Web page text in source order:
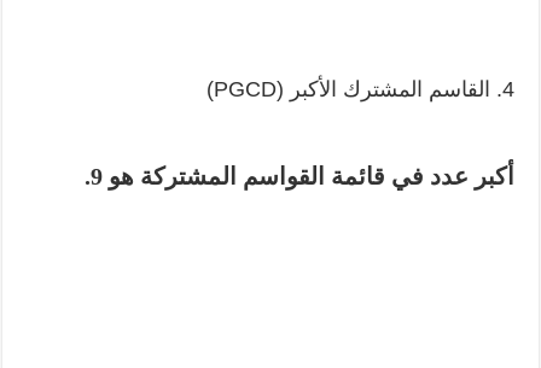
4. القاسم المشترك الأكبر (PGCD)
أكبر عدد في قائمة القواسم المشتركة هو 9.